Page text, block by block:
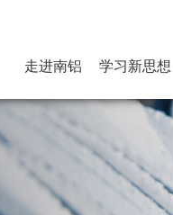
走进南铝 学习新思想